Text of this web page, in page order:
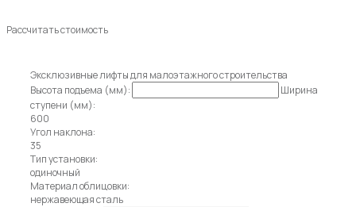
Рассчитать стоимость
Эксклюзивные лифты для малоэтажного строительства
Высота подъема (мм):
Ширина
ступени (мм):
600
Угол наклона:
35
Тип установки:
одиночный
Материал облицовки:
нержавеющая сталь